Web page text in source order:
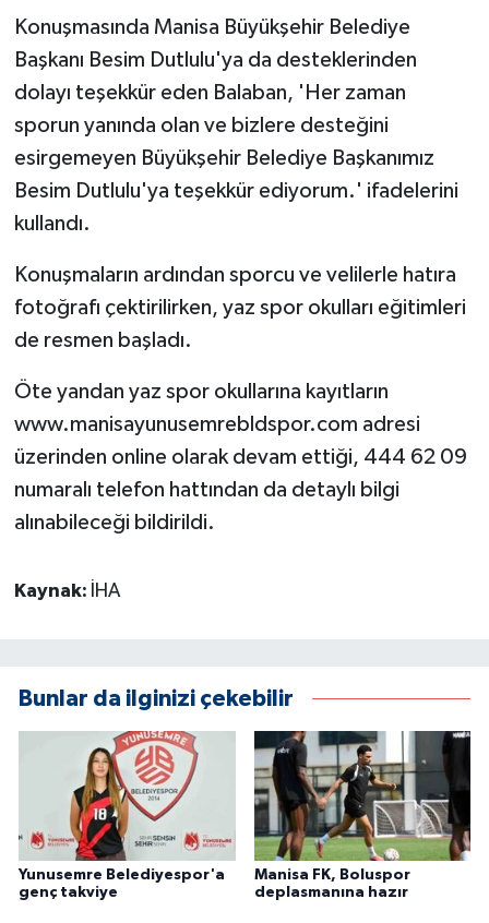
Konuşmasında Manisa Büyükşehir Belediye
Başkanı Besim Dutlulu'ya da desteklerinden
dolayı teşekkür eden Balaban, 'Her zaman
sporun yanında olan ve bizlere desteğini
esirgemeyen Büyükşehir Belediye Başkanımız
Besim Dutlulu'ya teşekkür ediyorum.' ifadelerini
kullandı.
Konuşmaların ardından sporcu ve velilerle hatıra
fotoğrafı çektirilirken, yaz spor okulları eğitimleri
de resmen başladı.
Öte yandan yaz spor okullarına kayıtların
www.manisayunusemrebldspor.com adresi
üzerinden online olarak devam ettiği, 444 62 09
numaralı telefon hattından da detaylı bilgi
alınabileceği bildirildi.
Kaynak: İHA
Bunlar da ilginizi çekebilir
Yunusemre Belediyespor'a
genç takviye
Manisa FK, Boluspor
deplasmanına hazır